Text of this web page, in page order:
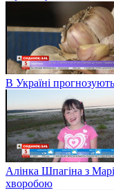
В Україні
Алінка Шпагіна з
хворобою